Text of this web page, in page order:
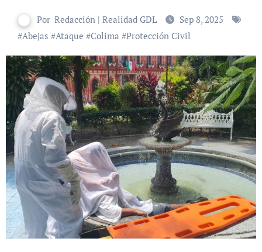
Por Redacción | Realidad GDL
Sep 8, 2025
#Abejas #Ataque #Colima #Protección Civil